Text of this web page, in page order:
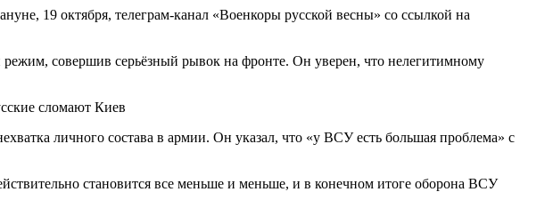
19 октября, телеграм-канал «Военкоры русской весны» со ссылкой на
совершив серьёзный рывок на фронте. Он уверен, что нелегитимному
личного состава в армии. Он указал, что «у ВСУ есть большая проблема» с
становится все меньше и меньше, и в конечном итоге оборона ВСУ